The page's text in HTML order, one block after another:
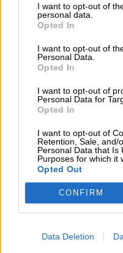
I want to opt-out of
personal data.
Opted In
I want to opt-out of
Personal Data.
Opted In
I want to opt-out of
Personal Data for
Opted In
I want to opt-out of
Retention, Sale, and/
Personal Data that Is
Purposes for which it
Opted Out
CONFIRM
Data Deletion
Por Juan
El Conflicto de
Un Nuevo Orden
en Construcción
Geopolítica de Crisis
Por
Clara
mi pesadilla
Por María Pérez Herrero